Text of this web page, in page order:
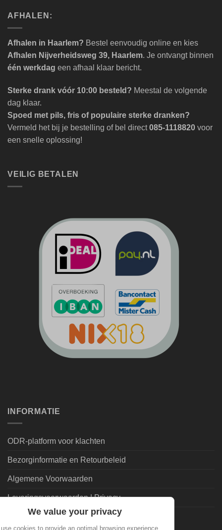
AFHALEN:
Afhalen in Haarlem? Bestel eenvoudig online en kies
Afhalen Nijverheidsweg 39, Haarlem. Je ontvangt binnen
één werkdag een afhaal klaar bericht.
Sterke drank vóór 10:00 besteld? Meestal de volgende
dag klaar.
Spoed met pils, fris of populaire sterke dranken?
Vermeld het bij je bestelling of bel direct085-1118820 voor
een snelle oplossing!
VEILIG BETALEN
INFORMATIE
ODR-platform voor klachten
Bezorginformatie en Retourbeleid
Algemene Voorwaarden
Leveringsvoorwaarden | Privacy
Goedkoopdrank.nl Informatie
We value your privacy
cookies to provide an optimal browsing experience.